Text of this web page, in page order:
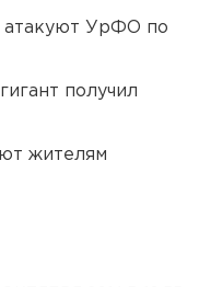
атакуют УрФО по
получил
жителям